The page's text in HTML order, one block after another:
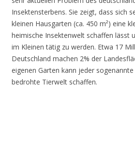
Insektensterbens. Sie zeigt, dass sich
kleinen Hausgarten (ca. 450 m²) eine
heimische Insektenwelt schaffen lässt
im Kleinen tätig zu werden. Etwa 17
Deutschland machen 2% der
eigenen Garten kann jeder
bedrohte Tierwelt schaffen.